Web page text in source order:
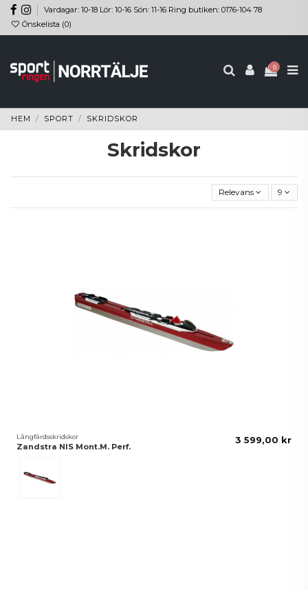
Vardagar: 10-18 Lör: 10-16 Sön: 11-16 Ring butiken: 0176-104 78
Önskelista (0)
0
HEM SPORT SKRIDSKOR
Skridskor
Relevans 9
Långfärdsskridskor
Zandstra NIS Mont.M. Perf.
3 599,00 kr